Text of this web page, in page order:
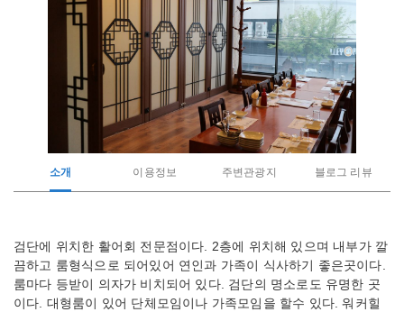
소개 이용정보 주변관광지 블로그 리뷰
관
광
지
소
개
검단에 위치한 활어회 전문점이다. 2층에 위치해 있으며 내부가 깔
끔하고 룸형식으로 되어있어 연인과 가족이 식사하기 좋은곳이다.
룸마다 등받이 의자가 비치되어 있다. 검단의 명소로도 유명한 곳
이다. 대형룸이 있어 단체모임이나 가족모임을 할수 있다. 워커힐